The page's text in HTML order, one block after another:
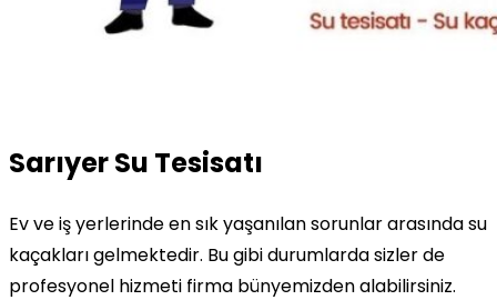
Sarıyer Su Tesisatı
Ev ve iş yerlerinde en sık yaşanılan sorunlar arasında su
kaçakları gelmektedir. Bu gibi durumlarda sizler de
profesyonel hizmeti firma bünyemizden alabilirsiniz.